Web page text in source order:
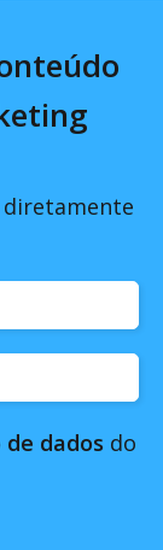
diretamente
dados do